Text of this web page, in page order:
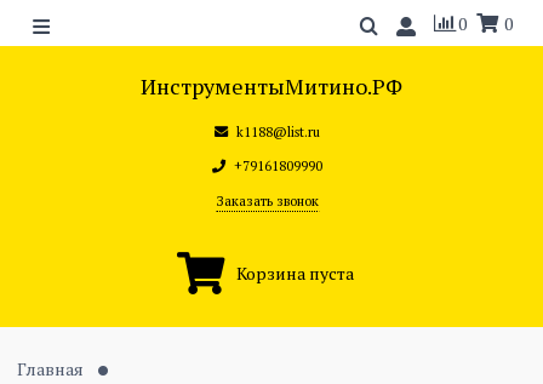
0 0
ИнструментыМитино.РФ
k1188@list.ru
+79161809990
Заказать звонок
Корзина пуста
Главная